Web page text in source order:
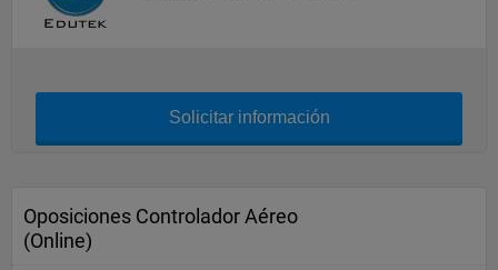
Solicitar información
Oposiciones Controlador Aéreo
(Online)